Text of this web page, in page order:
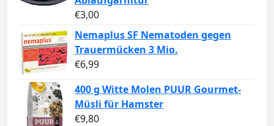
€3,00
Nemaplus SF Nematoden gegen
Trauermücken 3 Mio.
€6,99
400 g Witte Molen PUUR Gourmet-
Müsli für Hamster
€9,80